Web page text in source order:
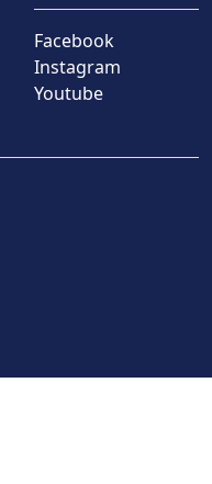
Facebook
Instagram
Youtube